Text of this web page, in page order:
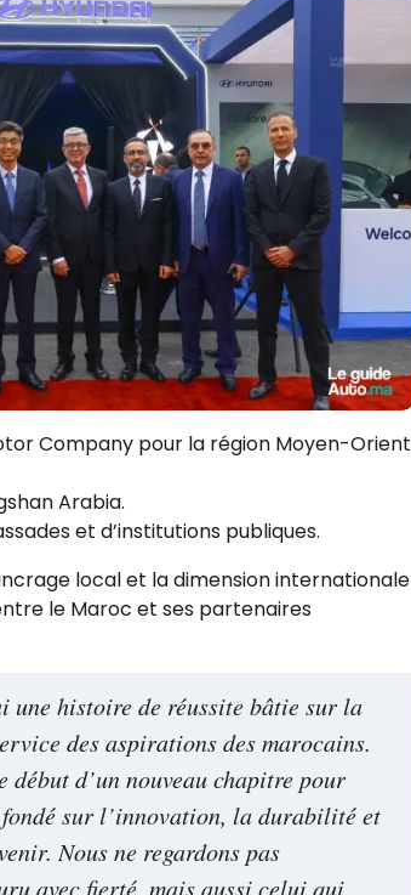
Company pour la région Moyen-Orient
Arabia.
et d’institutions publiques.
local et la dimension internationale
le Maroc et ses partenaires
une histoire de réussite bâtie sur la
des aspirations des marocains.
début d’un nouveau chapitre pour
sur l’innovation, la durabilité et
Nous ne regardons pas
avec fierté, mais aussi celui qui